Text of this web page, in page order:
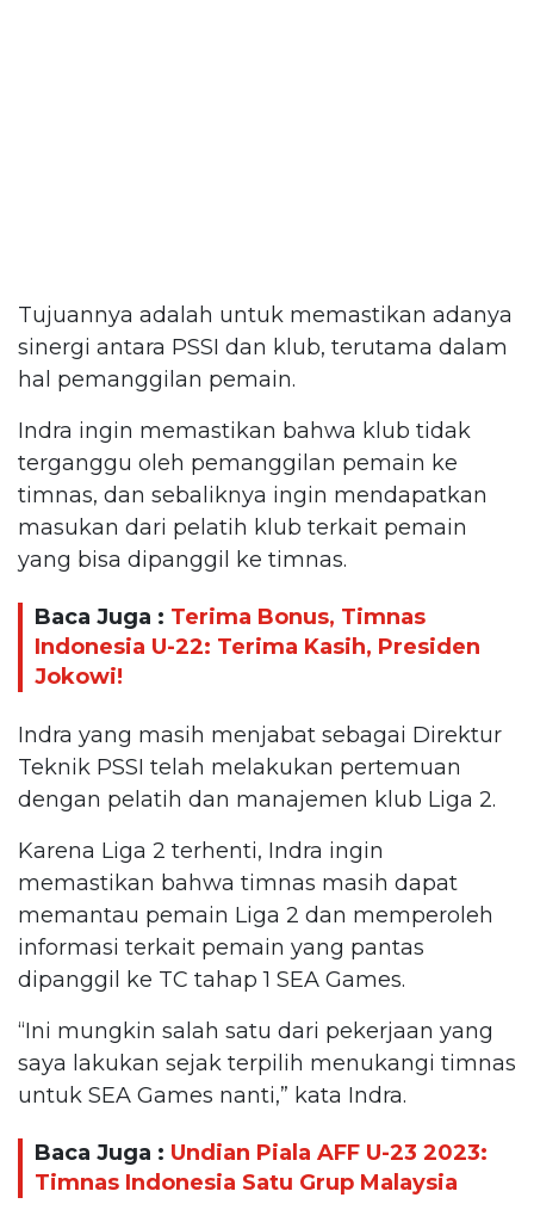
Tujuannya adalah untuk memastikan adanya
sinergi antara PSSI dan klub, terutama dalam
hal pemanggilan pemain.
Indra ingin memastikan bahwa klub tidak
terganggu oleh pemanggilan pemain ke
timnas, dan sebaliknya ingin mendapatkan
masukan dari pelatih klub terkait pemain
yang bisa dipanggil ke timnas.
Baca Juga : Terima Bonus, Timnas
Indonesia U-22: Terima Kasih, Presiden
Jokowi!
Indra yang masih menjabat sebagai Direktur
Teknik PSSI telah melakukan pertemuan
dengan pelatih dan manajemen klub Liga 2.
Karena Liga 2 terhenti, Indra ingin
memastikan bahwa timnas masih dapat
memantau pemain Liga 2 dan memperoleh
informasi terkait pemain yang pantas
dipanggil ke TC tahap 1 SEA Games.
“Ini mungkin salah satu dari pekerjaan yang
saya lakukan sejak terpilih menukangi timnas
untuk SEA Games nanti,” kata Indra.
Baca Juga : Undian Piala AFF U-23 2023:
Timnas Indonesia Satu Grup Malaysia